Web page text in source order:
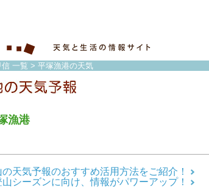
一覧 > 平塚漁港の天気
漁港
天気予報のおすすめ活用方法をご紹介！
シーズンに向け、情報がパワーアップ！